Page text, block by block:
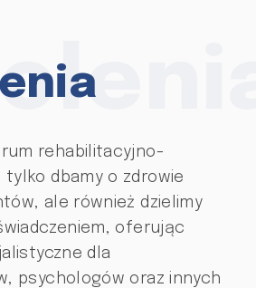
rehabilitacyjno-
tylko dbamy o zdrowie
ale również dzielimy
oferując
dla
psychologów oraz innych